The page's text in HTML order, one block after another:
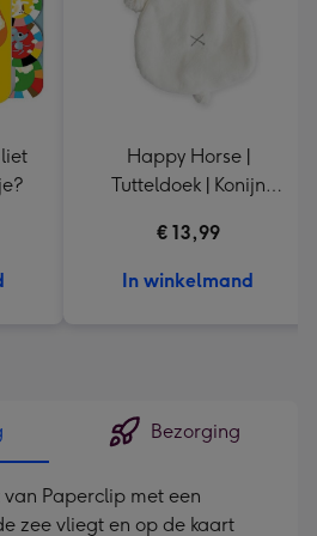
Happy Horse |
Tutteldoek | Konijn
€ 13,99
In winkelmand
Bezorging
Paperclip met een
zee vliegt en op de kaart